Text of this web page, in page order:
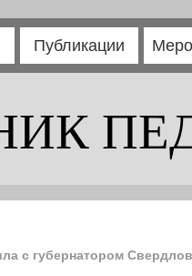
Публикации
с губернатором